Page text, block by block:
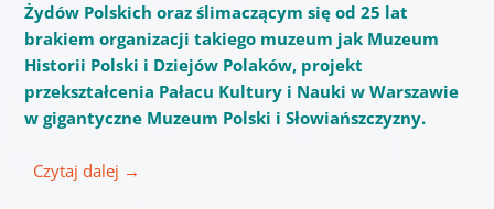
Żydów Polskich oraz ślimaczącym się od 25 lat
brakiem organizacji takiego muzeum jak Muzeum
Historii Polski i Dziejów Polaków, projekt
przekształcenia Pałacu Kultury i Nauki w Warszawie
w gigantyczne Muzeum Polski i Słowiańszczyzny.
Czytaj dalej →